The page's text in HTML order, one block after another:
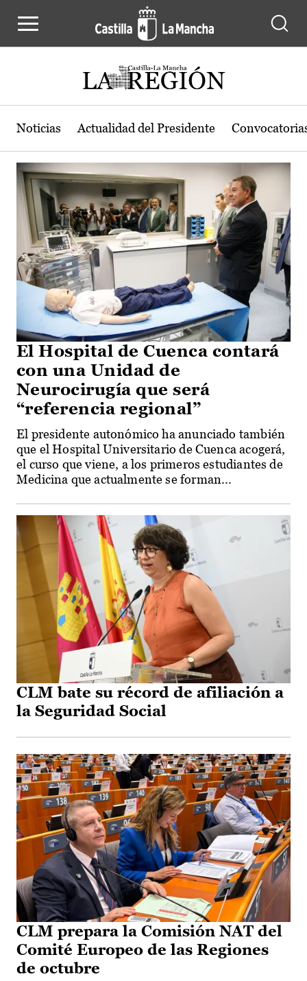
Actualidad de la región de Castilla-
Noticias Actualidad del Presidente
El Hospital de Cuenca contará
con una Unidad de
Neurocirugía que será
“referencia regional”
El presidente autonómico ha anunciado también
que el Hospital Universitario de Cuenca acogerá,
el curso que viene, a los primeros estudiantes de
Medicina que actualmente se forman...
CLM bate su récord de afiliación a
la Seguridad Social
CLM prepara la Comisión NAT del
Comité Europeo de las Regiones
de octubre